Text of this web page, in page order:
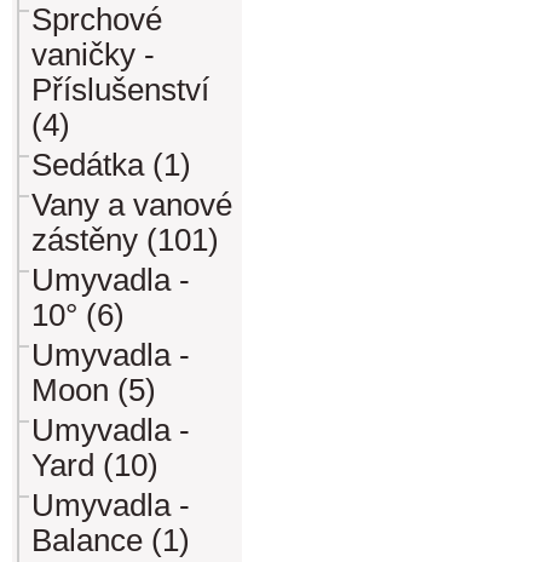
Sprchové
vaničky -
Příslušenství
(4)
Sedátka (1)
Vany a vanové
zástěny (101)
Umyvadla -
10° (6)
Umyvadla -
Moon (5)
Umyvadla -
Yard (10)
Umyvadla -
Balance (1)